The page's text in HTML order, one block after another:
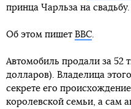
принца Чарльза на свадьбу.
Об этом пишет BBC.
Автомобиль продали за 52
долларов). Владелица
секрете его
королевской семьи, а сам